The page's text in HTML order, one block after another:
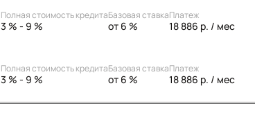
Полная стоимость кредита
3 % - 9 %
Базовая ставка
от 6 %
Платеж
18 886 р. / мес
Полная стоимость кредита
3 % - 9 %
Базовая ставка
от 6 %
Платеж
18 886 р. / мес